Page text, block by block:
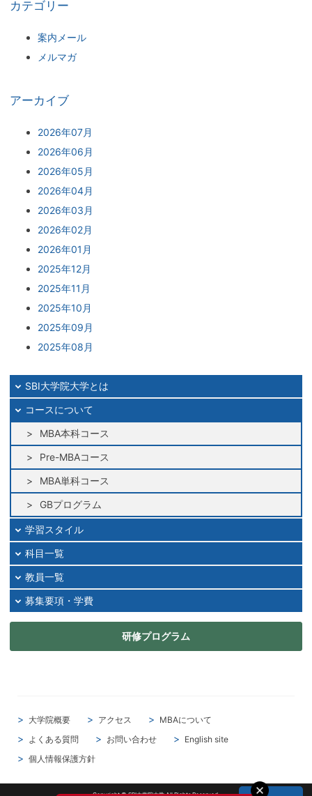
カテゴリー
案内メール
メルマガ
アーカイブ
2026年07月
2026年06月
2026年05月
2026年04月
2026年03月
2026年02月
2026年01月
2025年12月
2025年11月
2025年10月
2025年09月
2025年08月
2025年06月
2025年05月
2025年04月
2025年03月
2025年02月
2025年01月
2024年12月
2024年11月
2024年10月
2024年09月
2024年08月
2024年07月
2024年06月
2024年01月
2023年12月
2023年11月
SBI大学院大学とは
コースについて
MBA本科コース
Pre-MBAコース
MBA単科コース
GBプログラム
学習スタイル
科目一覧
教員一覧
募集要項・学費
研修プログラム
大学院概要 アクセス
MBAについて
よくある質問
お問い合わせ
English site
個人情報保護方針
Copyright © SBI大学院大学 All Rights Reserved.